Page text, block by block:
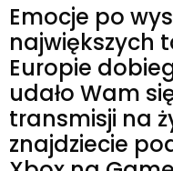
Emocje po
największych
Europie
udało Wam
transmisji na
znajdziecie